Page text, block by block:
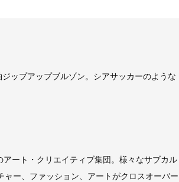
ップアップブルゾン。シアサッカーのような
ート・クリエイティブ集団。様々なサブカル
ー、ファッション、アートがクロスオーバー